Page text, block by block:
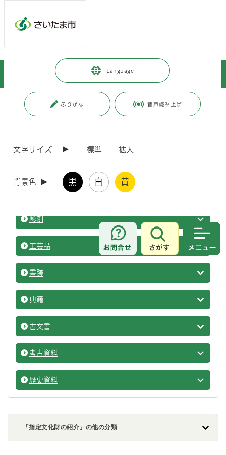
Language
ふりがな 音声読み上げ
文字サイズ 標準 拡大
背景色 黒 白 黄
お問合せ
さがす
観光・スポーツ・文化 > 文化・芸術
>
ページ番号：J003152
彫刻
彫刻の
工芸品
工芸品
書跡
書跡の
典籍
典籍の
古文書
古文書
考古資料
考古資
歴史資料
歴史資
「指定文化財の紹介」の他の分類